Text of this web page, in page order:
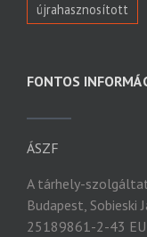
újrahasznosított
FONTOS
ÁSZF
A tárhely-
Budapest, Sobieski
25189861-2-43